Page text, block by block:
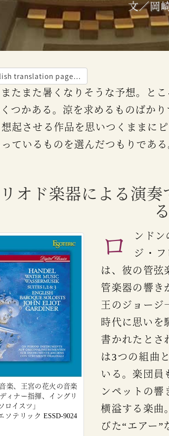
文／岡
translation page...
つかある。涼を求めるものばか
起させる作品を思いつくままに
ているものを選んだつもりである
オド楽器による演奏
る
楽、王宮の花火の音楽
ィナー指揮、イングリ
ロイスツ」
ソテリック ESSD-9024
ロンドンのテームス河で開かれた舟遊びのために、ジョー
ジ・
は、彼の管弦
管楽器の響き
王のジョージ
時代に思いを
書かれたとさ
は3つの組曲
いる。楽団員
ンペットの響
横溢する楽曲
びた“エアー”